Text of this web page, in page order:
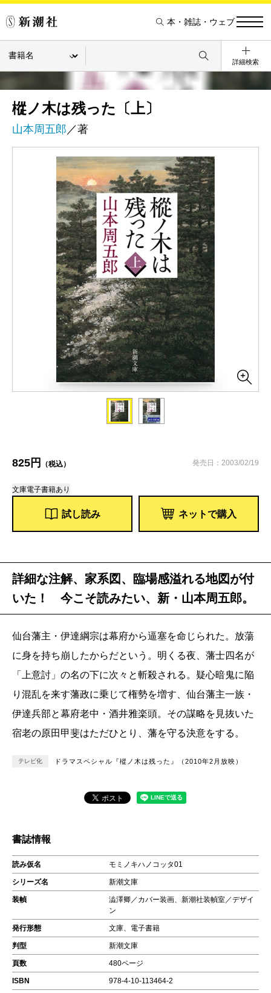
本・雑誌・ウェブ
詳細検索
樅ノ木は残った〔上〕
山本周五郎 ／著
825円 （税込） 発売日：2003/02/19
文庫電子書籍あり
試し読み ネットで購入
詳細な注解、家系図、臨場感溢れる地図が付
いた！ 今こそ読みたい、新・山本周五郎。
仙台藩主・伊達綱宗は幕府から逼塞を命じられた。放蕩
に身を持ち崩したからだという。明くる夜、藩士四名が
「上意討」の名の下に次々と斬殺される。疑心暗鬼に陥
り混乱を来す藩政に乗じて権勢を増す、仙台藩主一族・
伊達兵部と幕府老中・酒井雅楽頭。その謀略を見抜いた
宿老の原田甲斐はただひとり、藩を守る決意をする。
テレビ化 ドラマスペシャル『樅ノ木は残った』（2010年2月放映）
書誌情報
読み仮名 モミノキハノコッタ01
シリーズ名 新潮文庫
装幀
澁澤卿／カバー装画、新潮社装幀室／デザイ
ン
発行形態 文庫、電子書籍
判型 新潮文庫
頁数 480ページ
ISBN 978-4-10-113464-2